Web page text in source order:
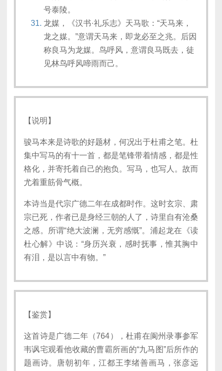
号泰陵。
龙媒，《汉书·礼乐志》天马歌：“天马来，
龙之媒。”意谓天马来，即龙必至之兆。后因
称良马为龙媒。鸟呼风，意谓良马既去，徒
见林鸟呼风啼雨而己。
【说明】
骏马本来是诗歌的好题材，何况出于杜甫之笔。杜
集中写马的有十一首，都是笔锋带着情感，都是性
格化，并寄托着自己的抱负。写马，也写人。故而
尤着重筋骨气概。
本诗当是代宗广德二年在成都时作。这时玄宗、肃
宗已死，作者已是身经三朝的人了，诗里自有沧桑
之感。所谓“绝大波澜，无穷感慨”。浦起龙在《读
杜心解》中说：“身历兴衰，感时抚事，惟其胸中
有泪，是以言中有物。”
【鉴赏】
这首诗是广德二年（764），杜甫在阆州录事参军
韦讽宅观看他收藏的曹霸所画的“九马图”后所作的
题画诗。唐朝初年，江都王李绪善画马，张彦远